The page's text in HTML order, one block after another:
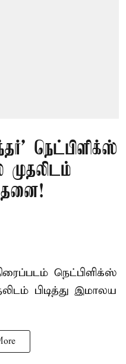
நெட்பிளிக்ஸ்
நெட்பிளிக்ஸ்
பிடித்து இமாலய